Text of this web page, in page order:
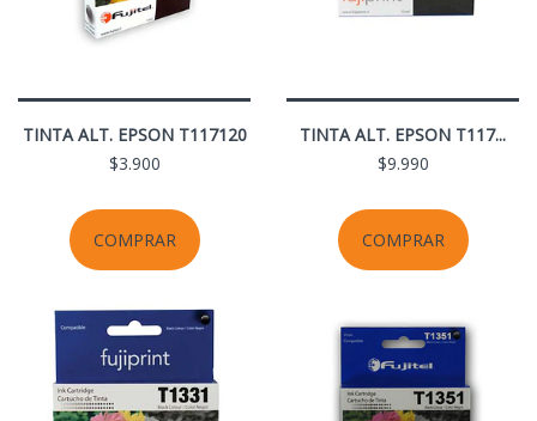
TINTA ALT. EPSON T117120
$3.900
COMPRAR
TINTA ALT. EPSON T117...
$9.990
COMPRAR